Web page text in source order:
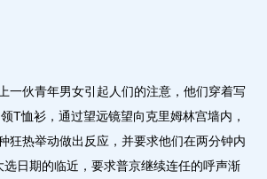
伙青年男女引起人们的注意，他们穿着写
T恤衫，通过望远镜望向克里姆林宫墙内，
狂热举动做出反应，并要求他们在两分钟内
日期的临近，要求普京继续连任的呼声渐